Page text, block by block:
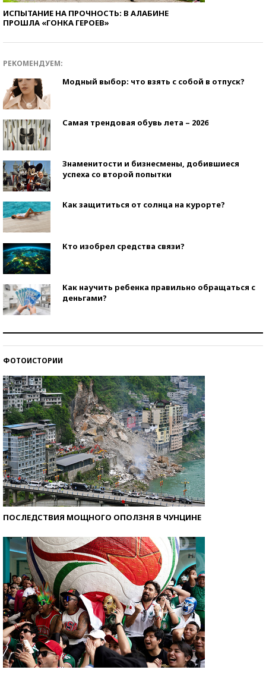
ИСПЫТАНИЕ НА ПРОЧНОСТЬ: В АЛАБИНЕ
ПРОШЛА «ГОНКА ГЕРОЕВ»
РЕКОМЕНДУЕМ:
Модный выбор: что взять с собой в отпуск?
Самая трендовая обувь лета – 2026
Знаменитости и бизнесмены, добившиеся
успеха со второй попытки
Как защититься от солнца на курорте?
Кто изобрел средства связи?
Как научить ребенка правильно обращаться с
деньгами?
ФОТОИСТОРИИ
ПОСЛЕДСТВИЯ МОЩНОГО ОПОЛЗНЯ В ЧУНЦИНЕ